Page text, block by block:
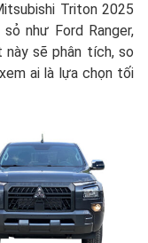
Triton 2025
như Ford Ranger,
này sẽ phân tích, so
ai là lựa chọn tối